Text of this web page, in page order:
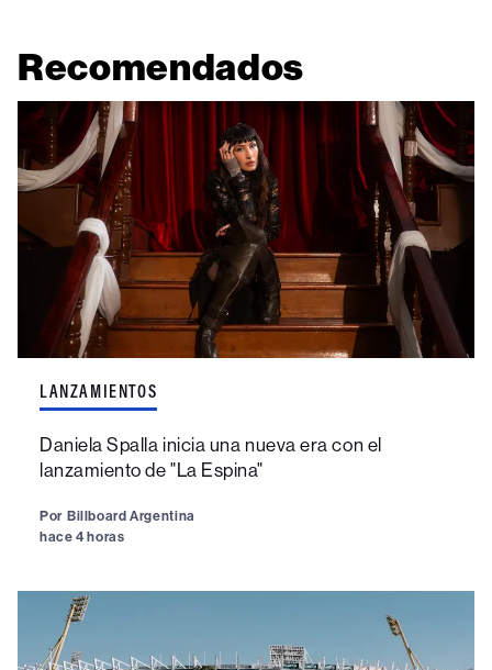
Recomendados
LANZAMIENTOS
Daniela Spalla inicia una nueva era con el
lanzamiento de "La Espina"
Por Billboard Argentina
hace 4 horas